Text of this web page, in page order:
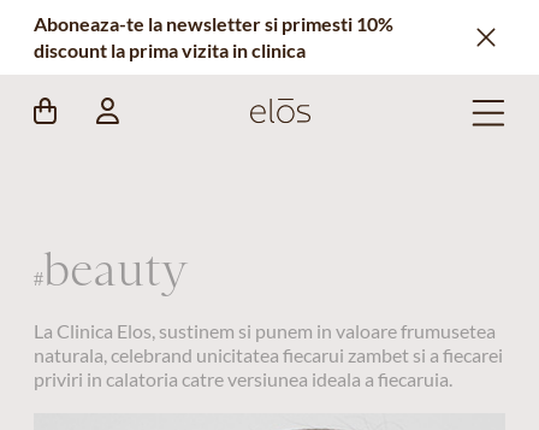
Aboneaza-te la newsletter si primesti 10%
discount la prima vizita in clinica
#beauty
La Clinica Elos, sustinem si punem in valoare frumusetea
naturala, celebrand unicitatea fiecarui zambet si a fiecarei
priviri in calatoria catre versiunea ideala a fiecaruia.